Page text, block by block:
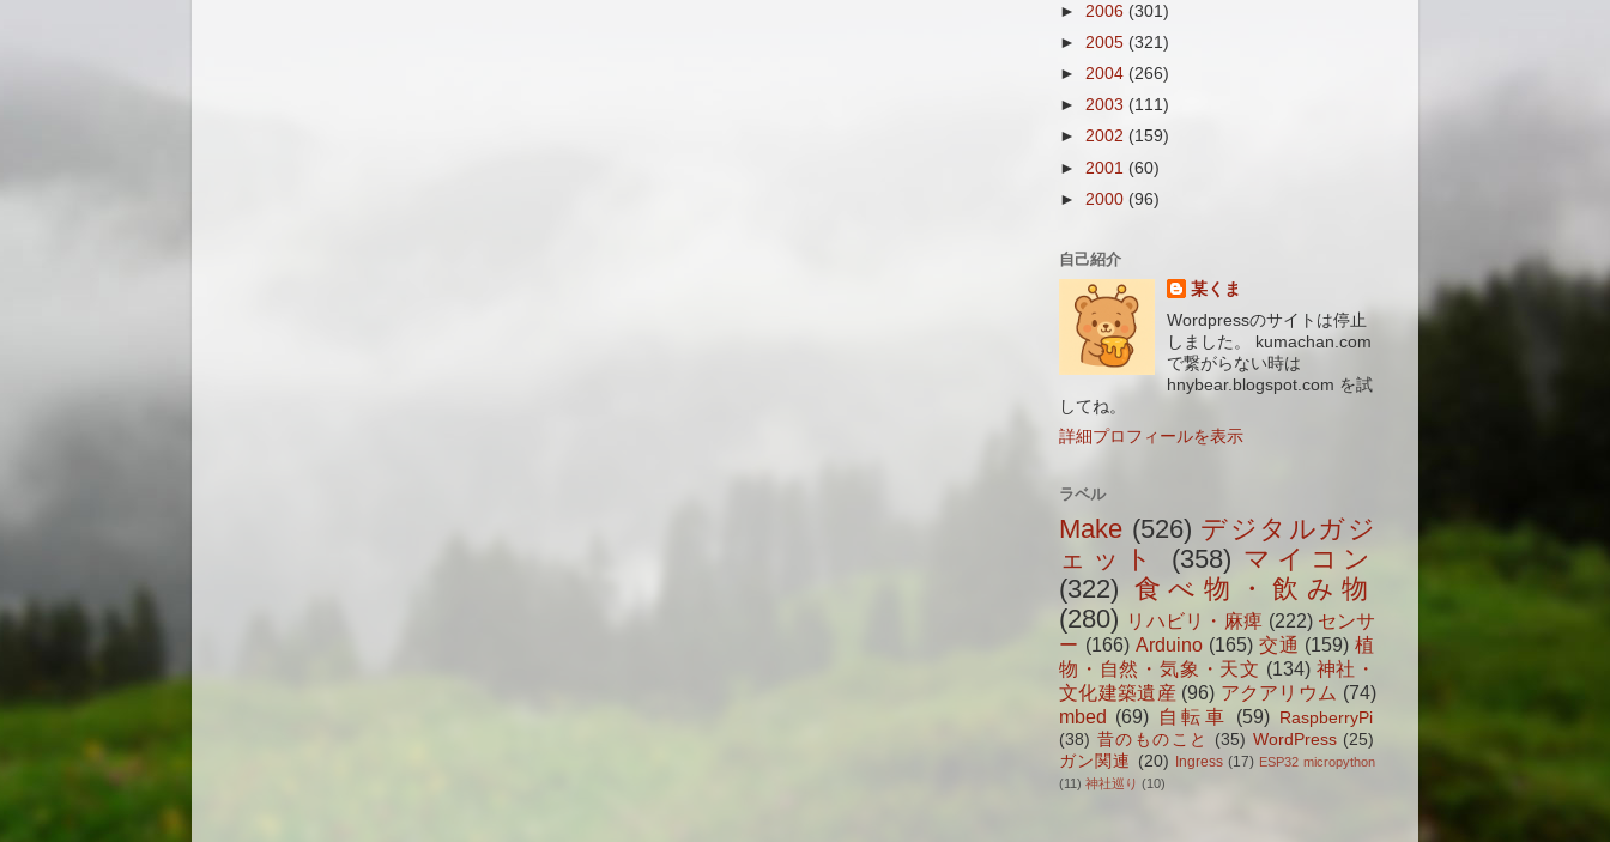
► 2006 (301)
► 2005 (321)
► 2004 (266)
► 2003 (111)
► 2002 (159)
► 2001 (60)
► 2000 (96)
自己紹介
某くま
Wordpressのサイトは停止
しました。 kumachan.com
で繋がらない時は
hnybear.blogspot.com を試
してね。
詳細プロフィールを表示
ラベル
Make (526) デジタルガジ
ェット
(358) マイコン
(322) 食べ物・飲み物
(280) リハビリ・麻痺 (222) センサ
ー (166) Arduino (165) 交通 (159) 植
物・自然・気象・天文 (134) 神社・
文化建築遺産 (96) アクアリウム (74)
mbed (69) 自転車 (59) RaspberryPi
(38) 昔のものこと (35) WordPress (25)
ガン関連 (20) Ingress (17) ESP32 micropython
(11) 神社巡り (10)